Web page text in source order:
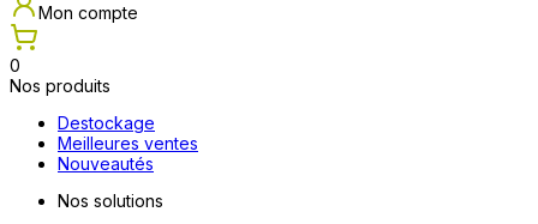
Mon compte
0
Nos produits
Destockage
Meilleures ventes
Nouveautés
Nos solutions